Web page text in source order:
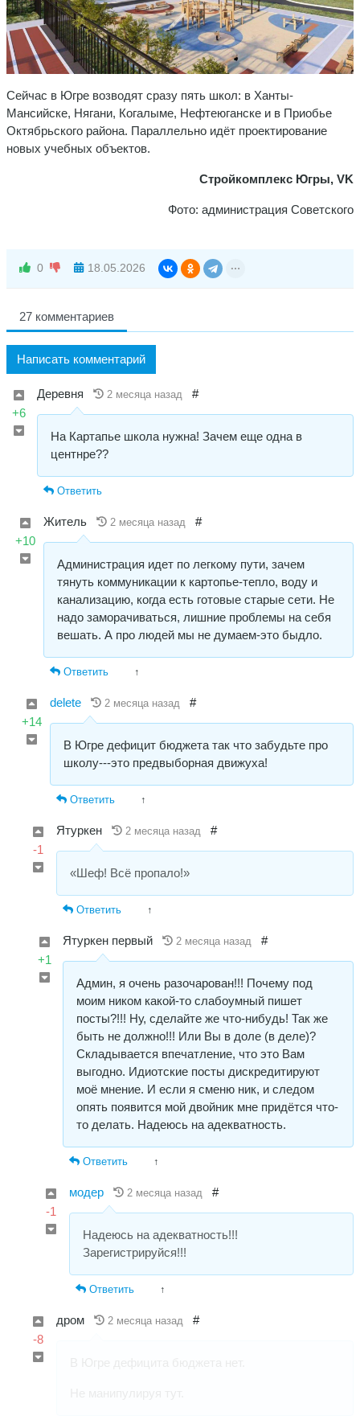
Сейчас в Югре возводят сразу пять школ: в Ханты-
Мансийске, Нягани, Когалыме, Нефтеюганске и в Приобье
Октябрьского района. Параллельно идёт проектирование
новых учебных объектов.
Стройкомплекс Югры, VK
Фото: администрация Советского
0 18.05.2026
27 комментариев
Написать комментарий
+6
Деревня 2 месяца назад #
На Картапье школа нужна! Зачем еще одна в
центнре??
Ответить
+10
Житель 2 месяца назад #
Администрация идет по легкому пути, зачем
тянуть коммуникации к картопье-тепло, воду и
канализацию, когда есть готовые старые сети. Не
надо заморачиваться, лишние проблемы на себя
вешать. А про людей мы не думаем-это быдло.
Ответить ↑
+14
delete 2 месяца назад #
В Югре дефицит бюджета так что забудьте про
школу---это предвыборная движуха!
Ответить ↑
-1
Ятуркен 2 месяца назад #
«Шеф! Всё пропало!»
Ответить ↑
+1
Ятуркен первый 2 месяца назад #
Админ, я очень разочарован!!! Почему под
моим ником какой-то слабоумный пишет
посты?!!! Ну, сделайте же что-нибудь! Так же
быть не должно!!! Или Вы в доле (в деле)?
Складывается впечатление, что это Вам
выгодно. Идиотские посты дискредитируют
моё мнение. И если я сменю ник, и следом
опять появится мой двойник мне придётся что-
то делать. Надеюсь на адекватность.
Ответить ↑
-1
модер 2 месяца назад #
Надеюсь на адекватность!!!
Зарегистрируйся!!!
Ответить ↑
-8
дром 2 месяца назад #